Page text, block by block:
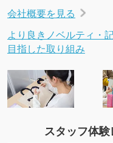
会社概要を見る
より良きノベルティ・
目指した取り組み
スタッフ体